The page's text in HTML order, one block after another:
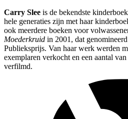
Carry Slee is de bekendste
hele generaties zijn met haar
ook meerdere boeken voor
Moederkruid in 2001, dat
Publieksprijs. Van haar werk werden
exemplaren verkocht en een aantal
verfilmd.